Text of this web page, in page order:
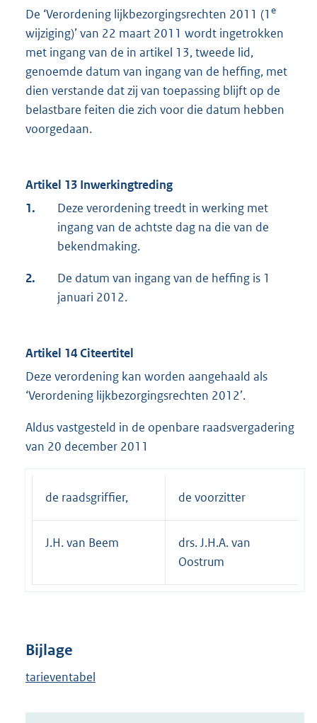
De ‘Verordening lijkbezorgingsrechten 2011 (1 e
wijziging)’ van 22 maart 2011 wordt ingetrokken
met ingang van de in artikel 13, tweede lid,
genoemde datum van ingang van de heffing, met
dien verstande dat zij van toepassing blijft op de
belastbare feiten die zich voor die datum hebben
voorgedaan.
Artikel 13 Inwerkingtreding
1.
Deze verordening treedt in werking met
ingang van de achtste dag na die van de
bekendmaking.
2.
De datum van ingang van de heffing is 1
januari 2012.
Artikel 14 Citeertitel
Deze verordening kan worden aangehaald als
‘Verordening lijkbezorgingsrechten 2012’.
Aldus vastgesteld in de openbare raadsvergadering
van 20 december 2011
de raadsgriffier, de voorzitter
J.H. van Beem
drs. J.H.A. van
Oostrum
Bijlage
tarieventabel